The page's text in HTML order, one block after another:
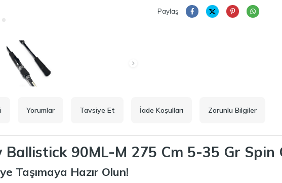
Paylaş
Yorumlar Tavsiye Et İade Koşulları Zorunlu Bilgiler
90ML-M 275 Cm 5-35 Gr Spin
Taşımaya Hazır Olun!